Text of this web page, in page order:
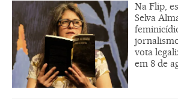
Na Flip,
Selva
vota
em 8 de